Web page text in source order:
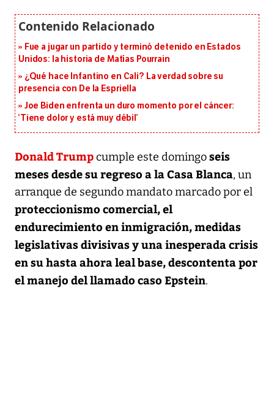
Fue a jugar un partido y terminó detenido en Estados
Unidos: la historia de Matías Pourrain
¿Qué hace Infantino en Cali? La verdad sobre su
presencia con De la Espriella
Joe Biden enfrenta un duro momento por el cáncer:
‘Tiene dolor y está muy débil’
Donald Trumpcumple este domingoseis
meses desde su regreso a la Casa Blanca, un
arranque de segundo mandato marcado por el
proteccionismo comercial, el
endurecimiento en inmigración, medidas
legislativas divisivas y una inesperada crisis
en su hasta ahora leal base, descontenta por
el manejo del llamado caso Epstein.